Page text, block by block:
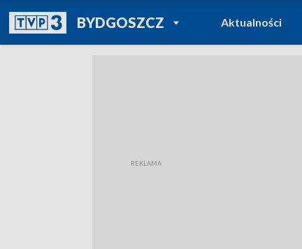
BYDGOSZCZPOWRÓT DO
TVP REGIONY
Aktualności